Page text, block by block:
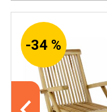
-34 %